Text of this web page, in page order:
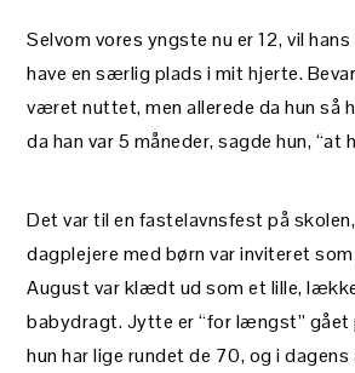
Selvom vores yngste nu er 12, vil
have en særlig plads i mit hjerte.
været nuttet, men allerede da hun så
da han var 5 måneder, sagde hun, “at
Det var til en fastelavnsfest på
dagplejere med børn var inviteret
August var klædt ud som et lille,
babydragt. Jytte er “for længst” gået
hun har lige rundet de 70, og i